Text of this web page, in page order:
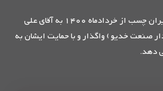
مالکیت فروشگاه اینترنتی ایران چسب از خردادماه 1400 به آقای علی
صنعت خدیو ) واگذار و با حمایت ایشان به
دهد.